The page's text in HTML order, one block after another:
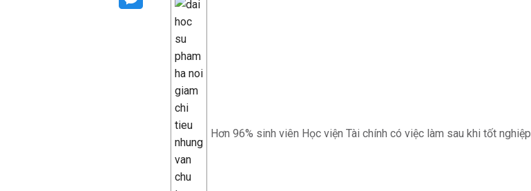
Hơn 96% sinh viên Học viện Tài chính có việc làm sau khi tốt nghiệp